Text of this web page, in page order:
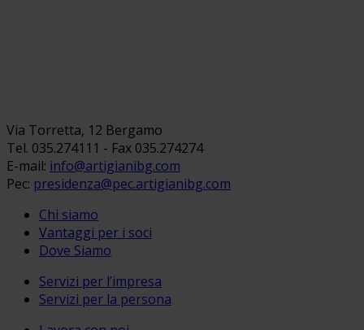
Via Torretta, 12 Bergamo
Tel. 035.274111 - Fax 035.274274
E-mail: info@artigianibg.com
Pec: presidenza@pec.artigianibg.com
Chi siamo
Vantaggi per i soci
Dove Siamo
Servizi per l’impresa
Servizi per la persona